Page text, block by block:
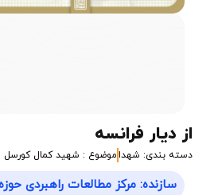
از دیار فرانسه
دسته بندی: شهداموضوع : شهید کمال کورسل
سازنده: مرکز مطالعات راهبردی